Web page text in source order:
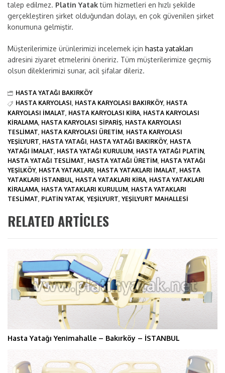
talep edilmez. Platin Yataktüm hizmetleri en hızlı şekilde
gerçekleştiren şirket olduğundan dolayı, en çok güvenilen şirket
konumuna gelmiştir.
Müşterilerimize ürünlerimizi incelemek için hasta yatakları
adresini ziyaret etmelerini öneririz. Tüm müşterilerimize geçmiş
olsun dileklerimizi sunar, acil şifalar dileriz.
HASTA YATAĞI BAKIRKÖY
HASTA KARYOLASI, HASTA KARYOLASI BAKIRKÖY, HASTA
KARYOLASI IMALAT, HASTA KARYOLASI KIRA, HASTA KARYOLASI
KIRALAMA, HASTA KARYOLASI SIPARIŞ, HASTA KARYOLASI
TESLIMAT, HASTA KARYOLASI ÜRETIM, HASTA KARYOLASI
YEŞILYURT, HASTA YATAĞI, HASTA YATAĞI BAKIRKÖY, HASTA
YATAĞI IMALAT, HASTA YATAĞI KURULUM, HASTA YATAĞI PLATIN,
HASTA YATAĞI TESLIMAT, HASTA YATAĞI ÜRETIM, HASTA YATAĞI
YEŞILKÖY, HASTA YATAKLARI, HASTA YATAKLARI IMALAT, HASTA
YATAKLARI ISTANBUL, HASTA YATAKLARI KIRA, HASTA YATAKLARI
KIRALAMA, HASTA YATAKLARI KURULUM, HASTA YATAKLARI
TESLIMAT, PLATIN YATAK, YEŞILYURT, YEŞILYURT MAHALLESI
RELATED ARTICLES
Hasta Yatağı Yenimahalle – Bakırköy – İSTANBUL